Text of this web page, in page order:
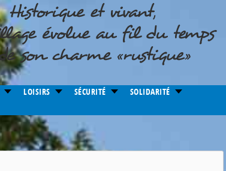
LOISIRS SÉCURITÉ SOLIDARITÉ